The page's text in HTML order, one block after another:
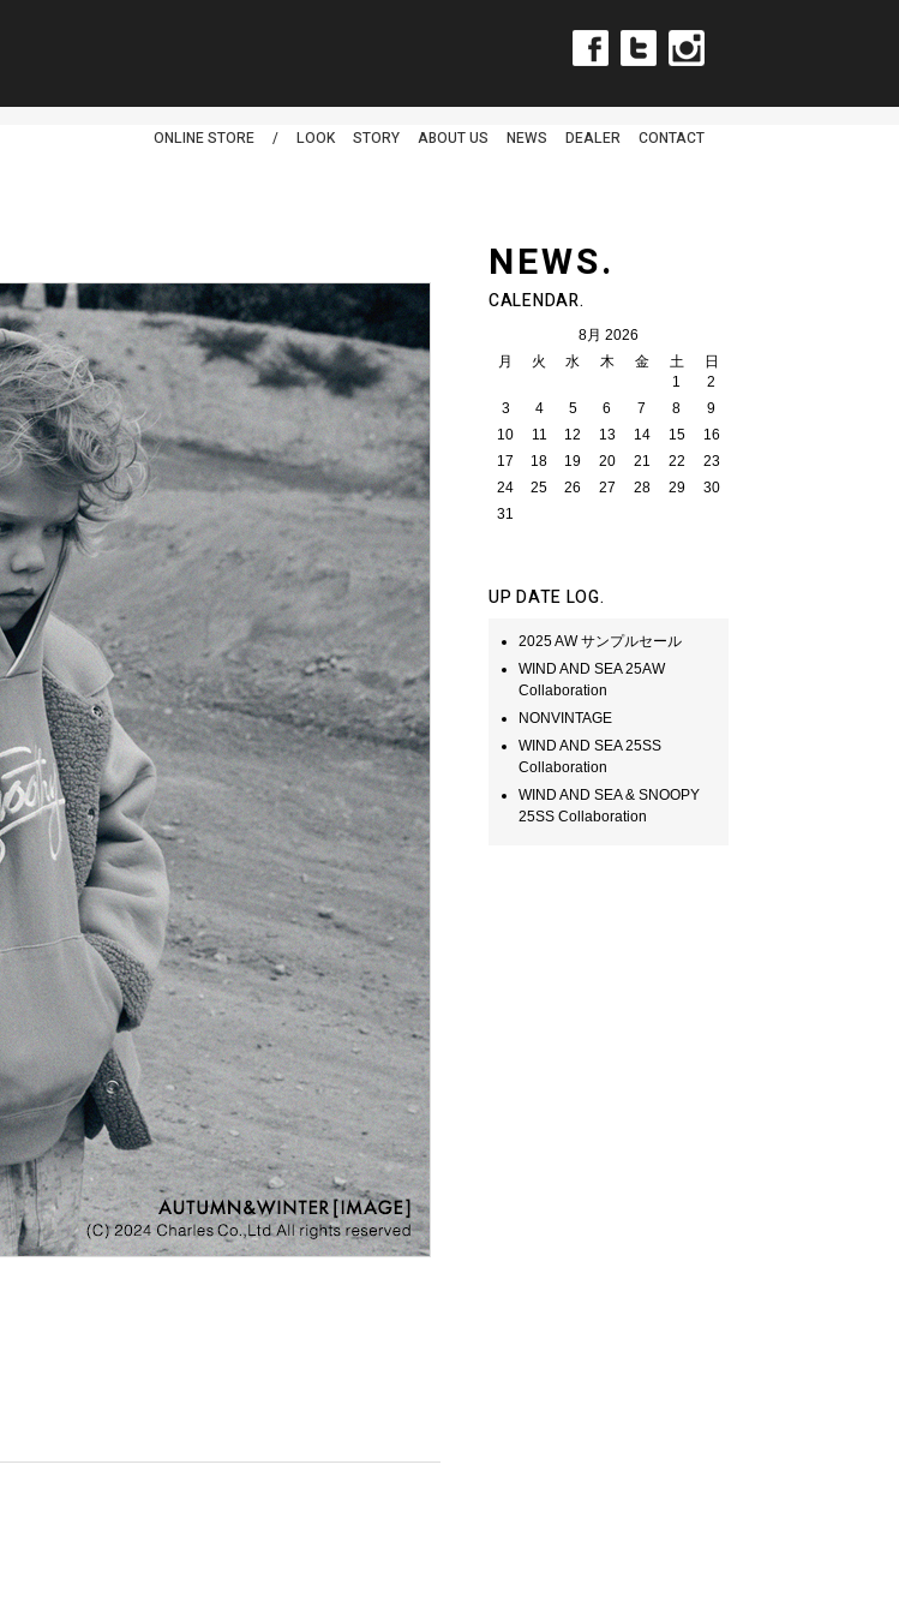
Facebook
Twitter
ONLINE STORE / LOOK STORY ABOUT US NEWS DEALER CONTACT
NEWS.
CALENDAR.
8月 2026
月
火 水 木 金 土
日
1
2
3
4 5 6 7 8
9
10
11 12 13 14 15
16
17
18 19 20 21 22
23
24
25 26 27 28 29
30
31
UP DATE LOG.
2025 AW サンプルセール
WIND AND SEA 25AW
Collaboration
NONVINTAGE
WIND AND SEA 25SS
Collaboration
WIND AND SEA & SNOOPY
25SS Collaboration